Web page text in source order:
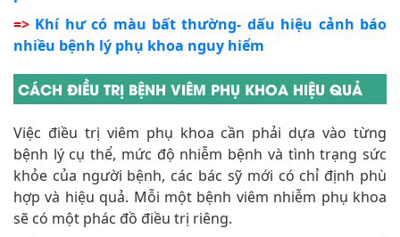
=> Khí hư có màu bất thường- dấu hiệu cảnh báo
nhiều bệnh lý phụ khoa nguy hiểm
CÁCH ĐIỀU TRỊ BỆNH VIÊM PHỤ KHOA HIỆU QUẢ
Việc điều trị viêm phụ khoa cần phải dựa vào từng
bệnh lý cụ thể, mức độ nhiễm bệnh và tình trạng sức
khỏe của người bệnh, các bác sỹ mới có chỉ định phù
hợp và hiệu quả. Mỗi một bệnh viêm nhiễm phụ khoa
sẽ có một phác đồ điều trị riêng.